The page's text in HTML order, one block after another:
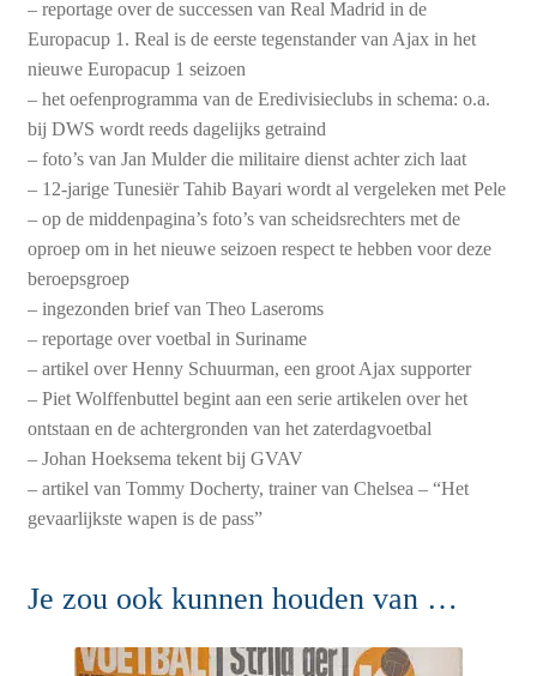
– reportage over de successen van Real Madrid in de
Europacup 1. Real is de eerste tegenstander van Ajax in het
nieuwe Europacup 1 seizoen
– het oefenprogramma van de Eredivisieclubs in schema: o.a.
bij DWS wordt reeds dagelijks getraind
– foto’s van Jan Mulder die militaire dienst achter zich laat
– 12-jarige Tunesiër Tahib Bayari wordt al vergeleken met Pele
– op de middenpagina’s foto’s van scheidsrechters met de
oproep om in het nieuwe seizoen respect te hebben voor deze
beroepsgroep
– ingezonden brief van Theo Laseroms
– reportage over voetbal in Suriname
– artikel over Henny Schuurman, een groot Ajax supporter
– Piet Wolffenbuttel begint aan een serie artikelen over het
ontstaan en de achtergronden van het zaterdagvoetbal
– Johan Hoeksema tekent bij GVAV
– artikel van Tommy Docherty, trainer van Chelsea – “Het
gevaarlijkste wapen is de pass”
Je zou ook kunnen houden van …